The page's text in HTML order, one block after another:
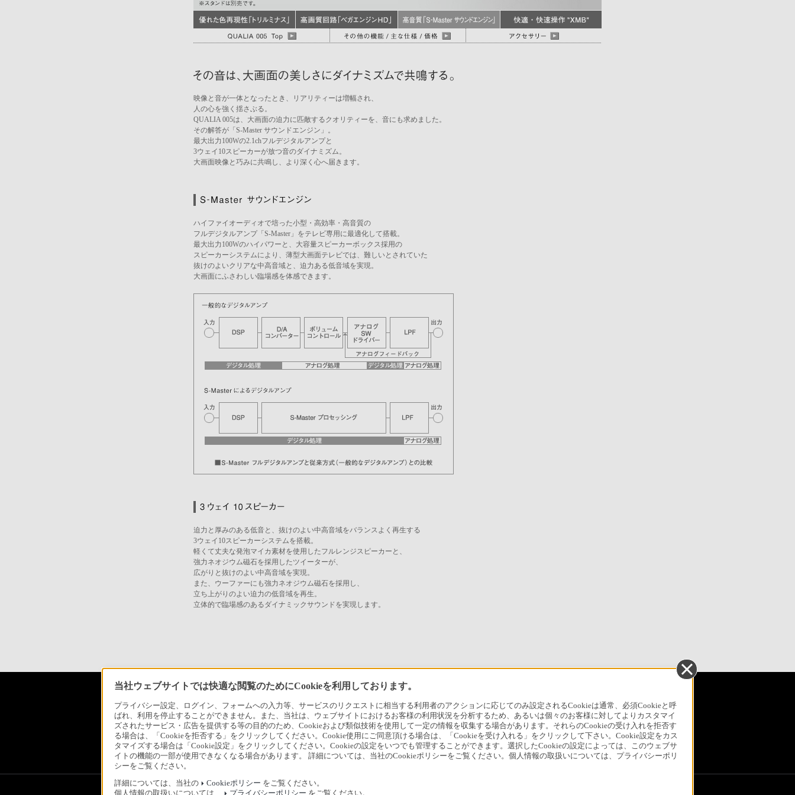
映像と音が一体となったとき、リアリティーは増幅され、
人の心を強く揺さぶる。
QUALIA 005は、大画面の迫力に匹敵するクオリティーを、音にも求めました。
その解答が「S-Master サウンドエンジン」。
最大出力100Wの2.1chフルデジタルアンプと
3ウェイ10スピーカーが放つ音のダイナミズム。
大画面映像と巧みに共鳴し、より深く心へ届きます。
ハイファイオーディオで培った小型・高効率・高音質の
フルデジタルアンプ「S-Master」をテレビ専用に最適化して搭載。
最大出力100Wのハイパワーと、大容量スピーカーボックス採用の
スピーカーシステムにより、薄型大画面テレビでは、難しいとされていた
抜けのよいクリアな中高音域と、迫力ある低音域を実現。
大画面にふさわしい臨場感を体感できます。
迫力と厚みのある低音と、抜けのよい中高音域をバランスよく再生する
3ウェイ10スピーカーシステムを搭載。
軽くて丈夫な発泡マイカ素材を使用したフルレンジスピーカーと、
強力ネオジウム磁石を採用したツイーターが、
広がりと抜けのよい中高音域を実現。
また、ウーファーにも強力ネオジウム磁石を採用し、
立ち上がりのよい迫力の低音域を再生。
立体的で臨場感のあるダイナミックサウンドを実現します。
当社ウェブサイトでは快適な閲覧のためにCookieを利用しております。
プライバシー設定、ログイン、フォームへの入力等、サービスのリクエストに相当する利用者のアクションに応じてのみ設定されるCookieは通常、必須Cookieと呼
ばれ、利用を停止することができません。また、当社は、ウェブサイトにおけるお客様の利用状況を分析するため、あるいは個々のお客様に対してよりカスタマイ
ズされたサービス・広告を提供する等の目的のため、Cookieおよび類似技術を使用して一定の情報を収集する場合があります。それらのCookieの受け入れを拒否す
る場合は、「Cookieを拒否する」をクリックしてください。Cookie使用にご同意頂ける場合は、「Cookieを受け入れる」をクリックして下さい。Cookie設定をカス
タマイズする場合は「Cookie設定」をクリックしてください。Cookieの設定をいつでも管理することができます。選択したCookieの設定によっては、このウェブサ
イトの機能の一部が使用できなくなる場合があります。 詳細については、当社のCookieポリシーをご覧ください。個人情報の取扱いについては、プライバシーポリ
シーをご覧ください。
詳細については、当社の Cookieポリシー をご覧ください。
日本
会社情報 採用情報 特約店のご案内 ニュースリリース 環境情報 My Sony 利用規約